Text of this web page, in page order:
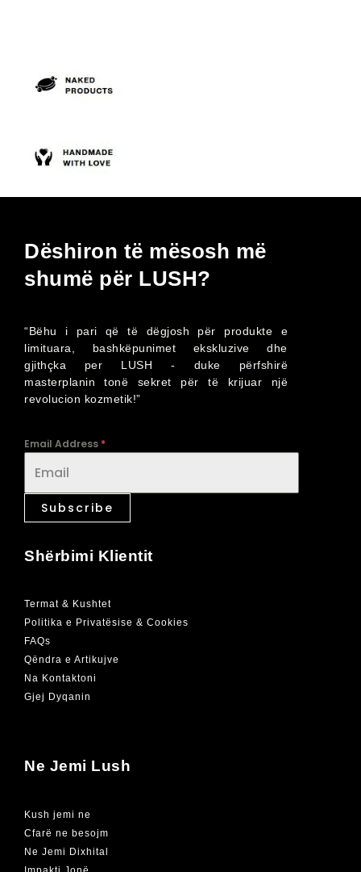
Dëshiron të mësosh më
shumë për LUSH?
“Bëhu i pari që të dëgjosh për produkte e
limituara, bashkëpunimet ekskluzive dhe
gjithçka per LUSH - duke përfshirë
masterplanin tonë sekret për të krijuar një
revolucion kozmetik!”
Email Address *
Subscribe
Shërbimi Klientit
Termat & Kushtet
Politika e Privatësise & Cookies
FAQs
Qëndra e Artikujve
Na Kontaktoni
Gjej Dyqanin
Ne Jemi Lush
Kush jemi ne
Cfarë ne besojm
Ne Jemi Dixhital